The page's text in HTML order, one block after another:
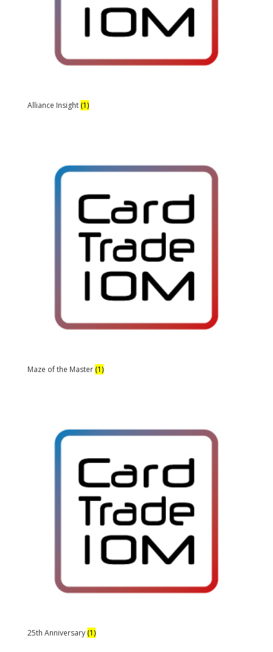
Alliance Insight (1)
Maze of the Master (1)
25th Anniversary (1)